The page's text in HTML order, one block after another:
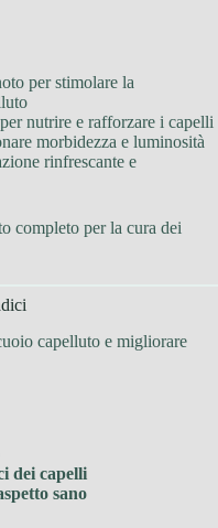
per stimolare la
nutrire e rafforzare i capelli
morbidezza e luminosità
rinfrescante e
completo per la cura dei
capelluto e migliorare
dei capelli
sano